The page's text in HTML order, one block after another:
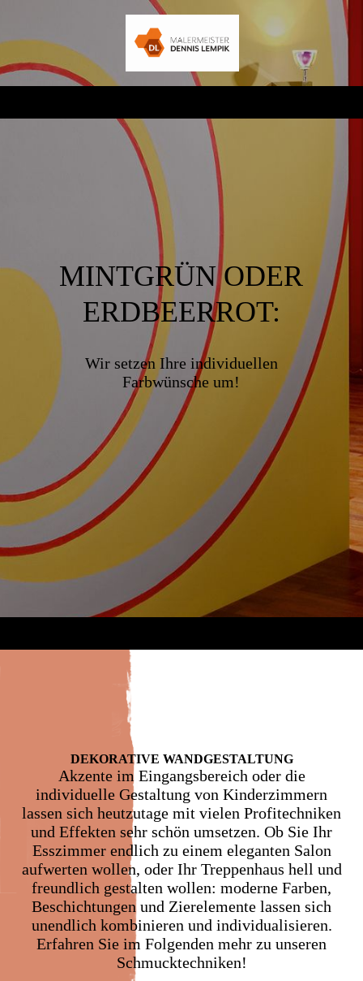
MINTGRÜN ODER
ERDBEERROT:
Wir setzen Ihre individuellen
Farbwünsche um!
DEKO­RATIVE WAND­GESTALTUNG
Akzente im Eingangsbereich oder die
individuelle Gestaltung von Kinderzimmern
lassen sich heutzutage mit vielen Profitechniken
und Effekten sehr schön umsetzen. Ob Sie Ihr
Esszimmer endlich zu einem eleganten Salon
aufwerten wollen, oder Ihr Treppenhaus hell und
freundlich gestalten wollen: moderne Farben,
Beschichtungen und Zierelemente lassen sich
unendlich kombinieren und individualisieren.
Erfahren Sie im Folgenden mehr zu unseren
Schmucktechniken!